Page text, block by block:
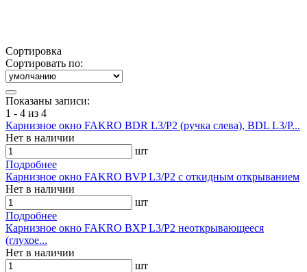
Сортировка
Сортировать по:
Показаны записи:
1 - 4 из 4
Карнизное окно FAKRO BDR L3/P2 (ручка слева), BDL L3/P...
Нет в наличии
шт
Подробнее
Карнизное окно FAKRO BVP L3/P2 с откидным открыванием
Нет в наличии
шт
Подробнее
Карнизное окно FAKRO BXP L3/P2 неоткрывающееся
(глухое...
Нет в наличии
шт